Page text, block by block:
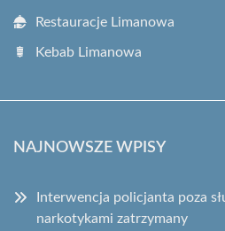
Restauracje Limanowa
Kebab Limanowa
NAJNOWSZE WPISY
Interwencja policjanta poza
narkotykami zatrzymany